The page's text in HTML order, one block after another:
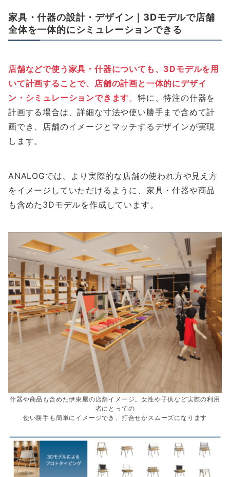
家具・什器の設計・デザイン｜3Dモデルで店舗
全体を一体的にシミュレーションできる
店舗などで使う家具・什器についても、3Dモデルを用
いて計画することで、店舗の計画と一体的にデザイ
ン・シミュレーションできます。特に、特注の什器を
計画する場合は、詳細な寸法や使い勝手まで含めて計
画でき、店舗のイメージとマッチするデザインが実現
します。
ANALOGでは、より実際的な店舗の使われ方や見え方
をイメージしていただけるように、家具・什器や商品
も含めた3Dモデルを作成しています。
什器や商品も含めた伊東屋の店舗イメージ。女性や子供など実際の利用
者にとっての
使い勝手も簡単にイメージでき、打合せがスムーズになります